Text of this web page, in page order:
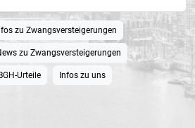
zu Zwangsversteigerungen
zu Zwangsversteigerungen
BGH-Urteile Infos zu uns